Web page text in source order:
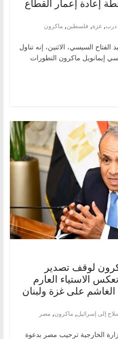
إعادة إعمار القطاع
درب, غزة, فلسطين, ماكرون
السيسي، الاثنين، إنه تناول
إيمانويل ماكرون التطورات
لوقف تصدير
الاستياء العارم
الغاشم على غزة ولبنان
إلى إسرائيل, ماكرون, مصر
الخارجية ترحيب مصر بدعوة